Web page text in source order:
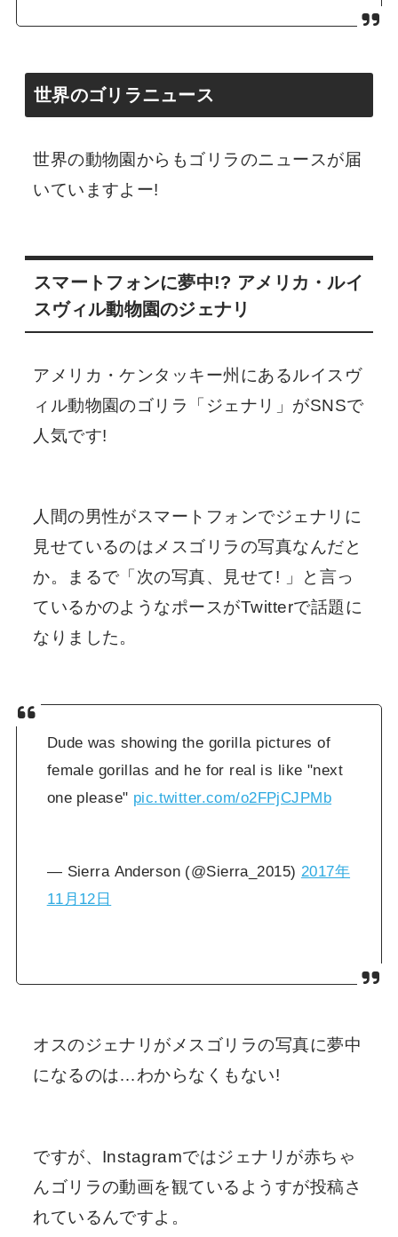
世界のゴリラニュース
世界の動物園からもゴリラのニュースが届
いていますよー!
スマートフォンに夢中!? アメリカ・ルイ
スヴィル動物園のジェナリ
アメリカ・ケンタッキー州にあるルイスヴ
ィル動物園のゴリラ「ジェナリ」がSNSで
人気です!
人間の男性がスマートフォンでジェナリに
見せているのはメスゴリラの写真なんだと
か。まるで「次の写真、見せて! 」と言っ
ているかのようなポースがTwitterで話題に
なりました。
Dude was showing the gorilla pictures of
female gorillas and he for real is like "next
one please" pic.twitter.com/o2FPjCJPMb
— Sierra Anderson (@Sierra_2015) 2017年
11月12日
オスのジェナリがメスゴリラの写真に夢中
になるのは…わからなくもない!
ですが、Instagramではジェナリが赤ちゃ
んゴリラの動画を観ているようすが投稿さ
れているんですよ。